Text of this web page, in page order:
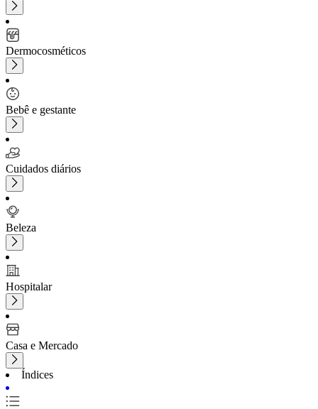
Dermocosméticos
Bebê e gestante
Cuidados diários
Beleza
Hospitalar
Casa e Mercado
Índices